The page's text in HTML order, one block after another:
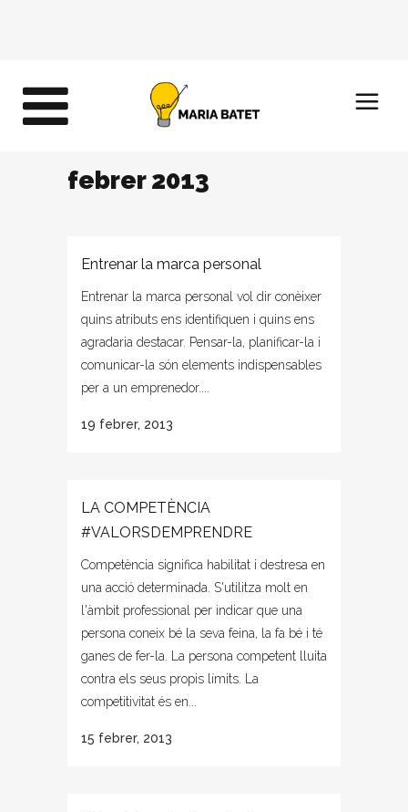
febrer 2013
Entrenar la marca personal
Entrenar la marca personal vol dir conèixer
quins atributs ens identifiquen i quins ens
agradaria destacar. Pensar-la, planificar-la i
comunicar-la són elements indispensables
per a un emprenedor....
19 febrer, 2013
LA COMPETÈNCIA
#VALORSDEMPRENDRE
Competència significa habilitat i destresa en
una acció determinada. S'utilitza molt en
l'àmbit professional per indicar que una
persona coneix bé la seva feina, la fa bé i té
ganes de fer-la. La persona competent lluita
contra els seus propis límits. La
competitivitat és en...
15 febrer, 2013